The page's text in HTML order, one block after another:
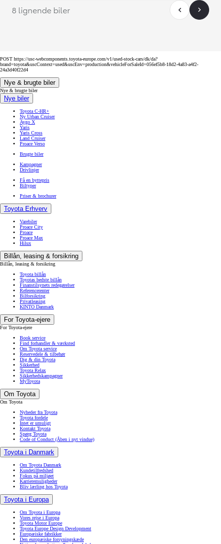
8 lignende biler
POST https://usc-webcomponents.toyota-europe.com/v1/used-stock-cars/dk/da?
brand=toyota&uscContext=used&uscEnv=production&vehicleForSaleId=056ef5b8-18d2-4a83-a4f2-
24a3d40f22d4
Nye & brugte biler
Nye & brugte biler
Nye biler
Toyota C-HR+
Ny Urban Cruiser
Aygo X
Yaris
Yaris Cross
Land Cruiser
Proace Verso
Brugte biler
Kampagner
Drivlinjer
Få en byttepris
Biltyper
Priser & brochurer
Toyota Erhverv
Varebiler
Proace City
Proace
Proace Max
Hilux
Billån, leasing & forsikring
Billån, leasing & forsikring
Toyota billån
Toyotas bedste billån
Finanstilsynets redegørelser
Referencerenter
Bilforsikring
Privatleasing
KINTO Danmark
For Toyota-ejere
For Toyota-ejere
Book service
Find forhandler & værksted
Om Toyota service
Reservedele & tilbehør
Dig & din Toyota
Sikkerhed
Toyota Relax
Sikkerhedskampagner
MyToyota
Om Toyota
Om Toyota
Nyheder fra Toyota
Toyota fordele
Intet er umuligt
Kontakt Toyota
Spørg Toyota
Code of Conduct (Åben i nyt vindue)
Toyota i Danmark
Om Toyota Danmark
Kundetilfredshed
Fokus på miljøet
Karrieremuligheder
Bliv lærling hos Toyota
Toyota i Europa
Om Toyota i Europa
Vores rejse i Europa
Toyota Motor Europe
Toyota Europe Design Development
Europæiske fabrikker
Den europæiske forsyningskæde